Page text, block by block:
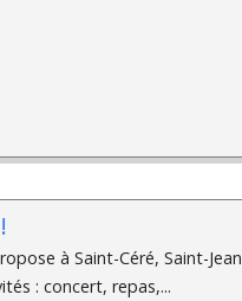
à Saint-Céré, Saint-Jean
: concert, repas,...